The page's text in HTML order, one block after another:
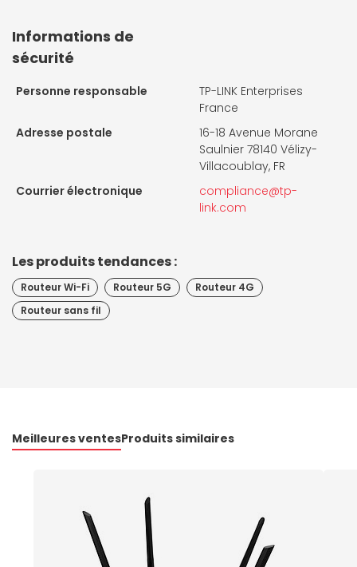
Informations de
sécurité
Personne responsable
TP-LINK Enterprises
France
Adresse postale
16-18 Avenue Morane
Saulnier 78140 Vélizy-
Villacoublay, FR
Courrier électronique
compliance@tp-
link.com
Les produits tendances :
Routeur Wi-Fi Routeur 5G
Routeur 4G
Routeur sans fil
Meilleures ventesProduits similaires